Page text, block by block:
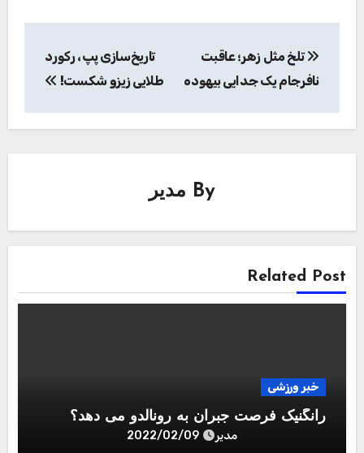
نوشته
تلخ مثل زهر؛ عاقبت
نافرجام یک جدایی بیهوده
تاریخ‌سازی پپ، رکورد
طلایی زیزو شکست!
By مدیر
Related Post
خبر ورزشی
رانگنیک فرصت جبران به رونالدو می دهد؟
مدیر 2022/02/09